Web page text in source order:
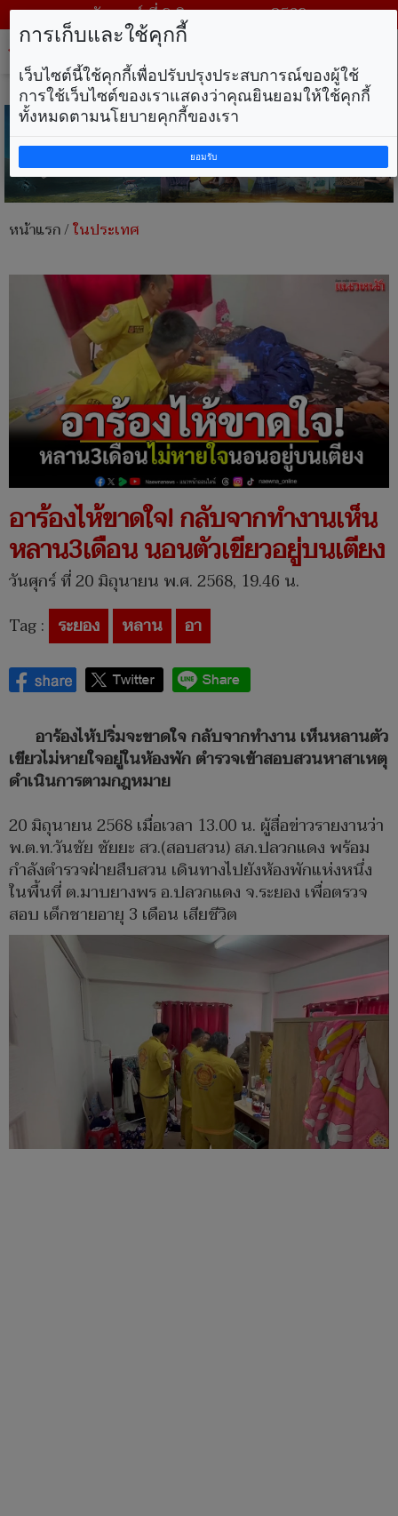
วันเสาร์ ที่ 8 สิงหาคม พ.ศ. 2569
หน้าแรก/ในประเทศ
อาร้องไห้ขาดใจ! กลับจากทำงานเห็น
หลาน3เดือน นอนตัวเขียวอยู่บนเตียง
วันศุกร์ ที่ 20 มิถุนายน พ.ศ. 2568, 19.46 น.
Tag : ระยอง หลาน อา
อาร้องไห้ปริ่มจะขาดใจ กลับจากทำงาน เห็นหลานตัว
เขียวไม่หายใจอยู่ในห้องพัก ตำรวจเข้าสอบสวนหาสาเหตุ
ดำเนินการตามกฎหมาย
20 มิถุนายน 2568 เมื่อเวลา 13.00 น. ผู้สื่อข่าวรายงานว่า
พ.ต.ท.วันชัย ชัยยะ สว.(สอบสวน) สภ.ปลวกแดง พร้อม
กำลังตำรวจฝ่ายสืบสวน เดินทางไปยังห้องพักแห่งหนึ่ง
ในพื้นที่ ต.มาบยางพร อ.ปลวกแดง จ.ระยอง เพื่อตรวจ
สอบ เด็กชายอายุ 3 เดือน เสียชีวิต
การเก็บและใช้คุกกี้
เว็บไซต์นี้ใช้คุกกี้เพื่อปรับปรุงประสบการณ์ของผู้ใช้
การใช้เว็บไซต์ของเราแสดงว่าคุณยินยอมให้ใช้คุกกี้
ทั้งหมดตามนโยบายคุกกี้ของเรา
ยอมรับ